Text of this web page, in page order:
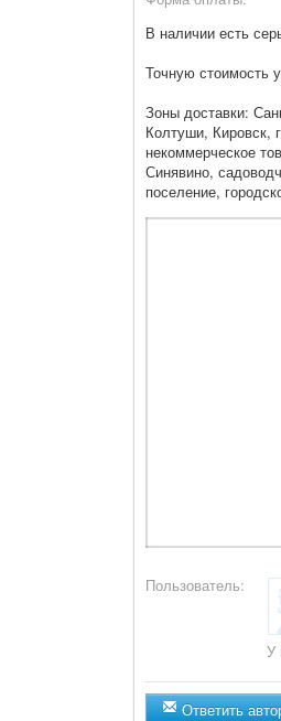
В наличии есть
Точную стоимость
Зоны доставки:
Колтуши, Кировск,
некоммерческое
Синявино,
поселение,
Пользователь:
У
Ответить